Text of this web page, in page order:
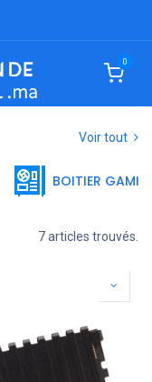
0
Voir tout
BOITIER
7 articles trouvés.